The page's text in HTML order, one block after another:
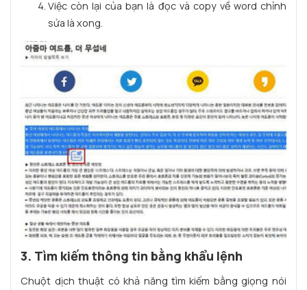
Việc còn lại của bạn là đọc và copy về word chỉnh
sửa là xong.
3. Tìm kiếm thông tin bằng khẩu lệnh
Chuột dịch thuật có khả năng tìm kiếm bằng giọng nói